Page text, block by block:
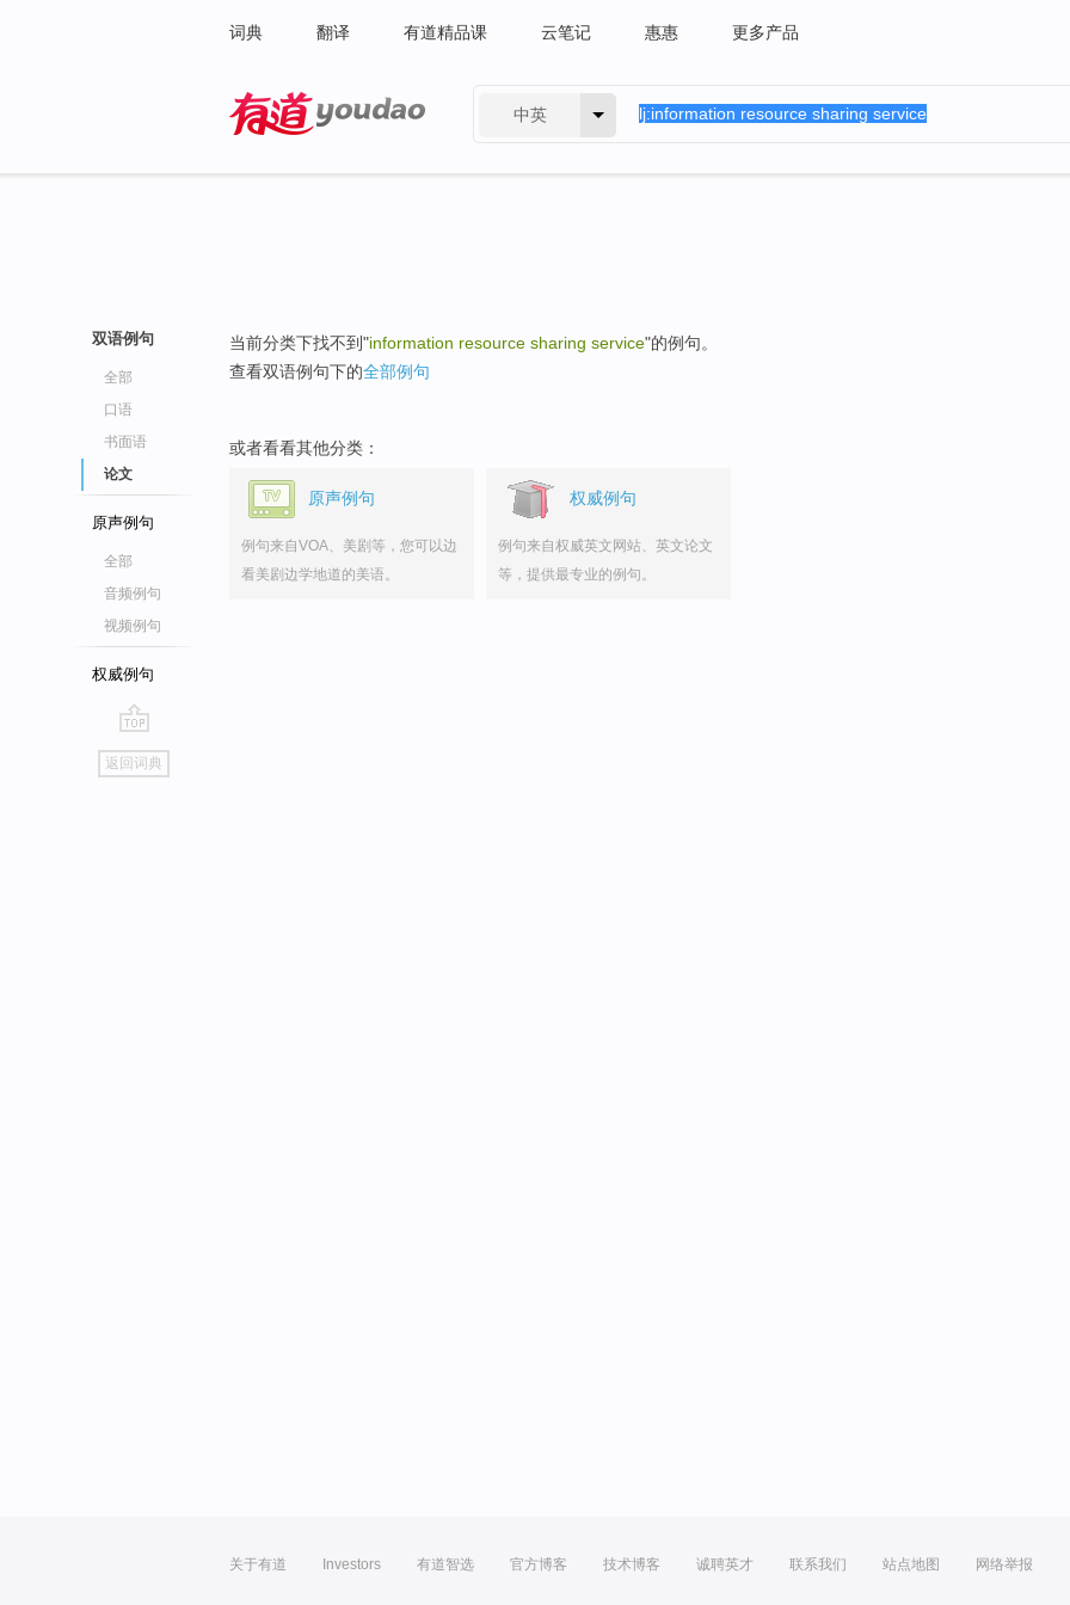
词典 翻译 有道精品课 云笔记 惠惠 更多产品
中英
双语例句
全部
口语
书面语
论文
原声例句
全部
音频例句
视频例句
权威例句
go
top
返回词典
当前分类下找不到"information resource sharing service"的例句。
查看双语例句下的全部例句
或者看看其他分类：
原声例句
例句来自VOA、美剧等，您可以边
看美剧边学地道的美语。
权威例句
例句来自权威英文网站、英文论文
等，提供最专业的例句。
关于有道 Investors 有道智选 官方博客 技术博客 诚聘英才 联系我们 站点地图 网络举报